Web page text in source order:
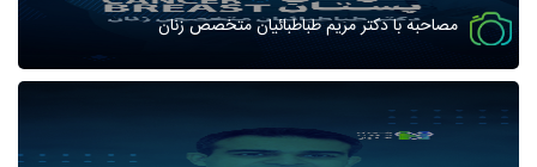
مصاحبه با دکتر مریم طباطبائیان متخصص زنان